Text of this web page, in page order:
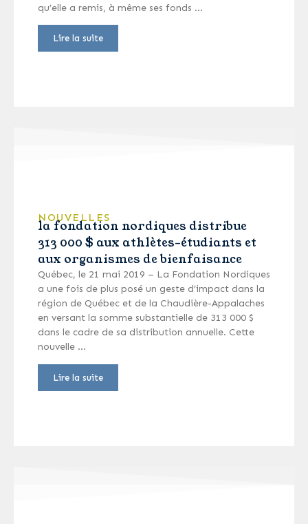
qu’elle a remis, à même ses fonds …
Lire la suite
NOUVELLES
la fondation nordiques distribue
313 000 $ aux athlètes-étudiants et
aux organismes de bienfaisance
Québec, le 21 mai 2019 – La Fondation Nordiques
a une fois de plus posé un geste d’impact dans la
région de Québec et de la Chaudière-Appalaches
en versant la somme substantielle de 313 000 $
dans le cadre de sa distribution annuelle. Cette
nouvelle …
Lire la suite